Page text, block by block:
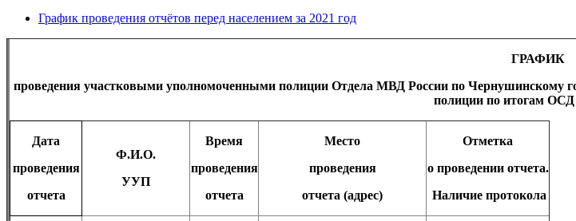
График проведения отчётов перед населением за 2021 год
ГРАФИК
проведения участковыми уполномоченными полиции Отдела МВД России по Чернушинскому
полиции по итогам ОСД
Дата
проведения
отчета
Ф.И.О.
УУП
Время
проведения
отчета
Место
проведения
отчета (адрес)
Отметка
о проведении отчета.
Наличие протокола